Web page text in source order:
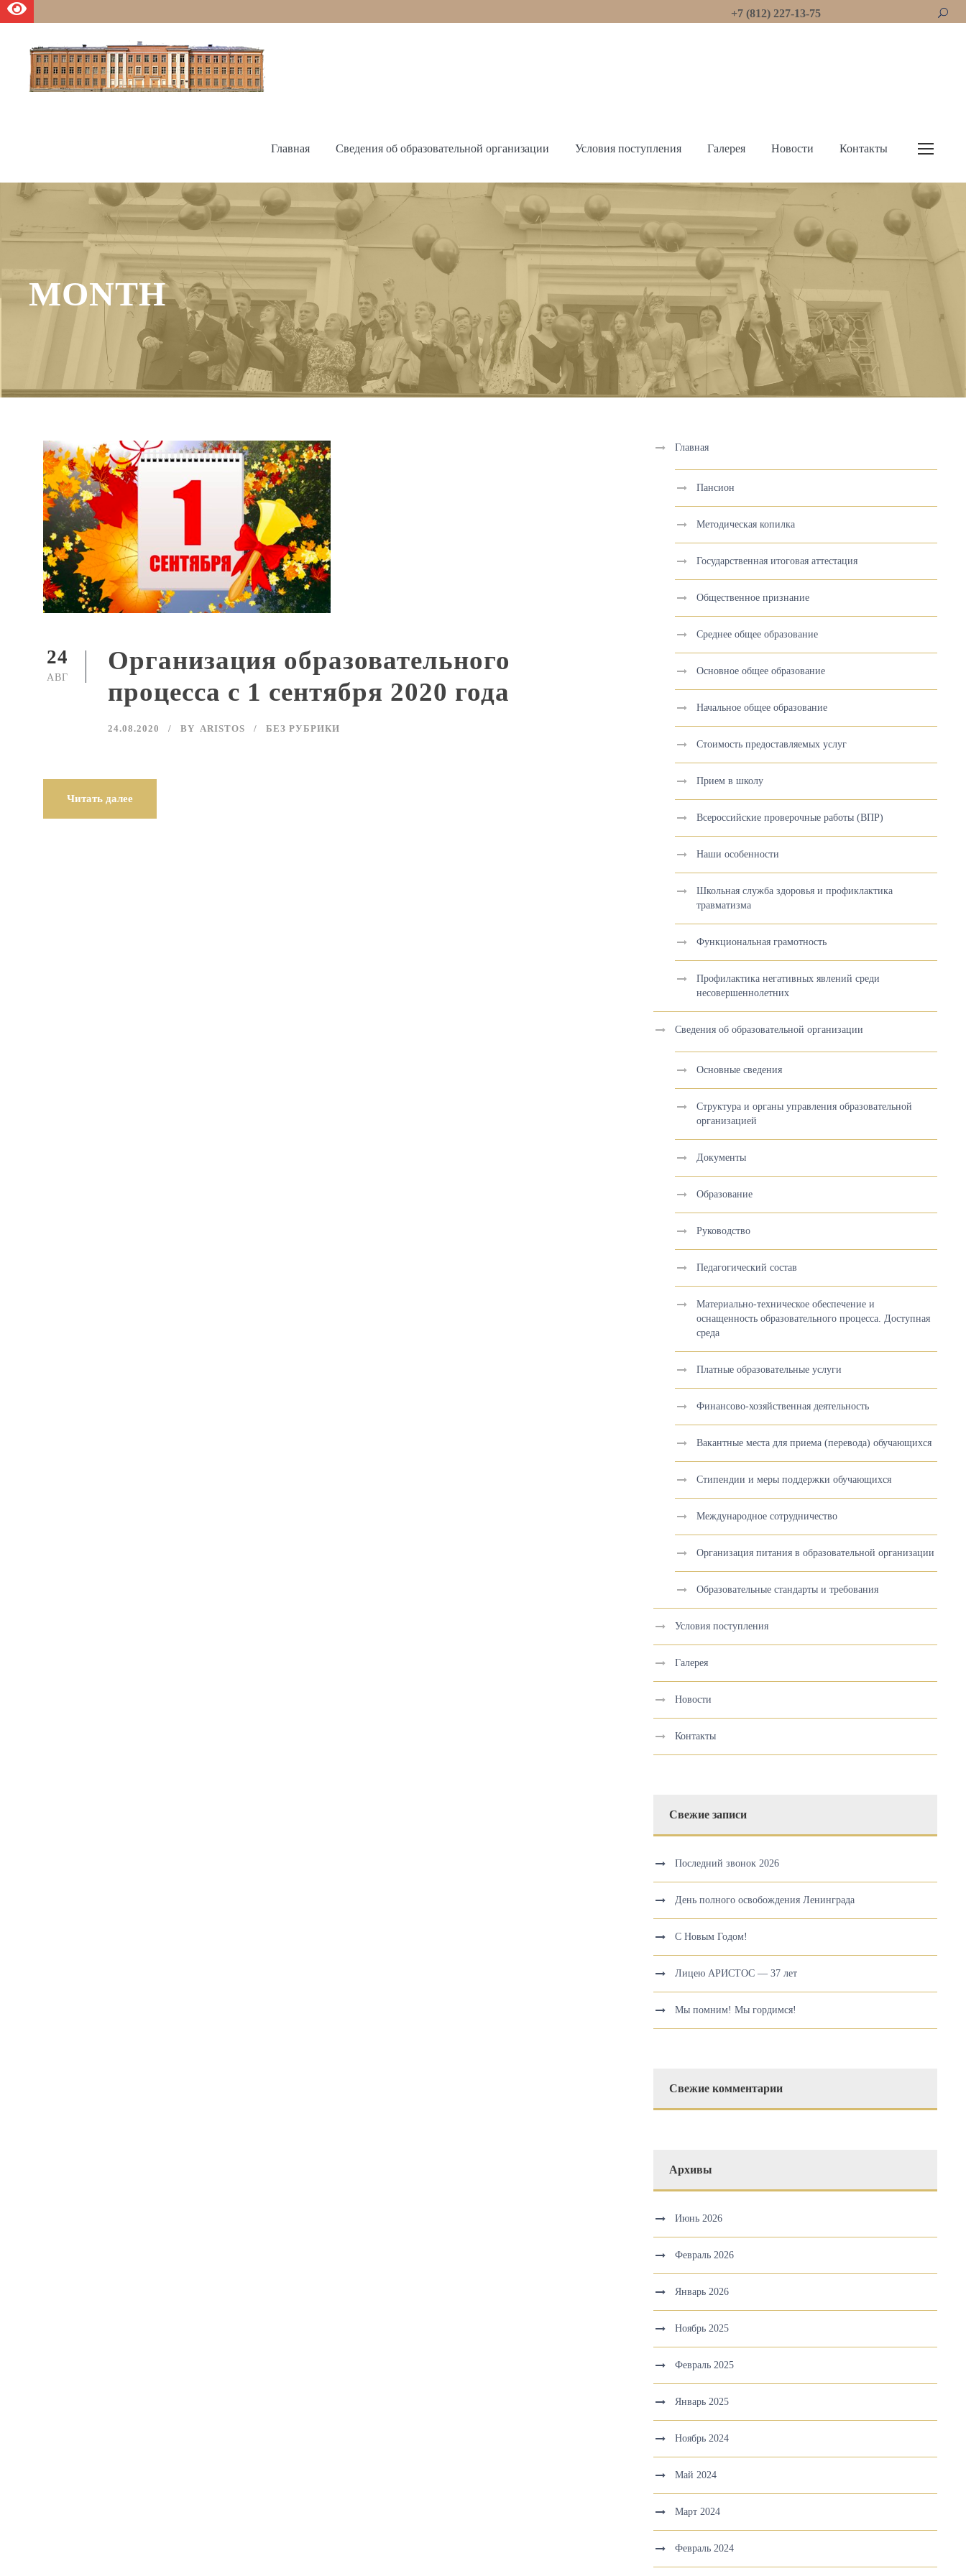
+7 (812) 227-13-75
Главная Сведения об образовательной организации Условия поступления Галерея Новости Контакты
MONTH
24
АВГ
Организация образовательного
процесса с 1 сентября 2020 года
24.08.2020 BY ARISTOS БЕЗ РУБРИКИ
Читать далее
Главная
Пансион
Методическая копилка
Государственная итоговая аттестация
Общественное признание
Среднее общее образование
Основное общее образование
Начальное общее образование
Стоимость предоставляемых услуг
Прием в школу
Всероссийские проверочные работы (ВПР)
Наши особенности
Школьная служба здоровья и профиклактика
травматизма
Функциональная грамотность
Профилактика негативных явлений среди
несовершеннолетних
Сведения об образовательной организации
Основные сведения
Структура и органы управления образовательной
организацией
Документы
Образование
Руководство
Педагогический состав
Материально-техническое обеспечение и
оснащенность образовательного процесса. Доступная
среда
Платные образовательные услуги
Финансово-хозяйственная деятельность
Вакантные места для приема (перевода) обучающихся
Стипендии и меры поддержки обучающихся
Международное сотрудничество
Организация питания в образовательной организации
Образовательные стандарты и требования
Условия поступления
Галерея
Новости
Контакты
Свежие записи
Последний звонок 2026
День полного освобождения Ленинграда
С Новым Годом!
Лицею АРИСТОС — 37 лет
Мы помним! Мы гордимся!
Свежие комментарии
Архивы
Июнь 2026
Февраль 2026
Январь 2026
Ноябрь 2025
Февраль 2025
Январь 2025
Ноябрь 2024
Май 2024
Март 2024
Февраль 2024